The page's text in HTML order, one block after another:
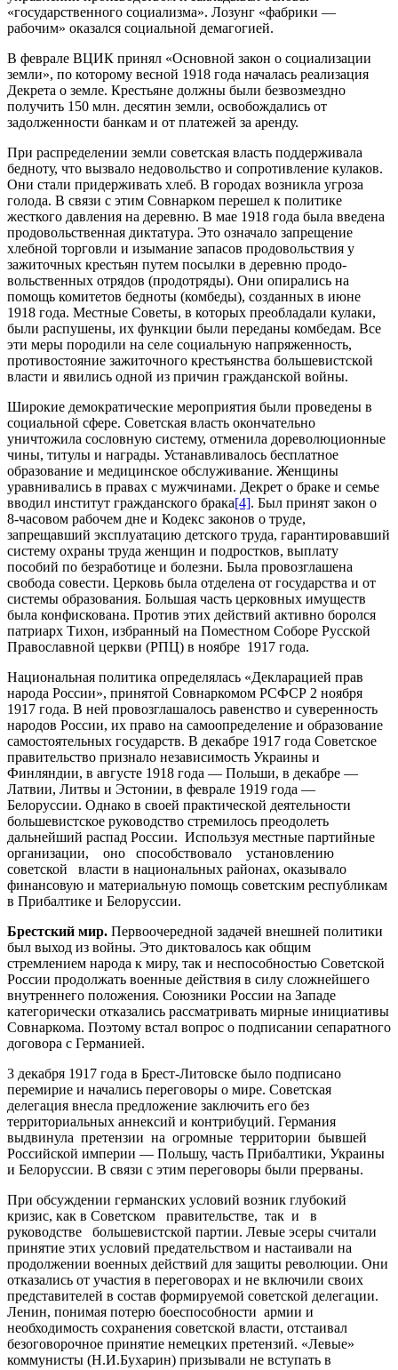
«государственного социализма». Лозунг «фабрики —
рабочим» оказался социальной демагогией.
В феврале ВЦИК принял «Основной закон о социализации
земли», по которому весной 1918 года началась реализация
Декрета о земле. Крестьяне должны были безвозмездно
получить 150 млн. десятин земли, освобождались от
задолженности банкам и от платежей за аренду.
При распределении земли советская власть поддерживала
бедноту, что вызвало недовольство и сопротивление кулаков.
Они стали придерживать хлеб. В городах возникла угроза
голода. В связи с этим Совнарком перешел к политике
жесткого давления на дерев­ню. В мае 1918 года была введена
продовольственная диктатура. Это означало запрещение
хлебной торговли и изымание запасов продо­вольствия у
зажиточных крестьян путем посылки в деревню продо­
вольственных отрядов (продотряды). Они опирались на
помощь ко­митетов бедноты (комбеды), созданных в июне
1918 года. Местные Со­веты, в которых преобладали кулаки,
были распушены, их функции были переданы комбедам. Все
эти меры породили на селе социаль­ную напряженность,
противостояние зажиточного крестьянства боль­шевистской
власти и явились одной из причин гражданской войны.
Широкие демократические мероприятия были проведены в
соци­альной сфере. Советская власть окончательно
уничтожила сословную систему, отменила дореволюционные
чины, титулы и награды. Уста­навливалось бесплатное
образование и медицинское обслуживание. Женщины
уравнивались в правах с мужчинами. Декрет о браке и семье
вводил институт гражданского брака[4]. Был принят закон о
8-часовом рабочем дне и Кодекс законов о труде,
запрещавший эксплуатацию детского труда, гарантировавший
систему охраны тру­да женщин и подростков, выплату
пособий по безработице и болез­ни. Была провозглашена
свобода совести. Церковь была отделена от государства и от
системы образования. Большая часть церковных имуществ
была конфискована. Против этих действий активно борол­ся
патриарх Тихон, избранный на Поместном Соборе Русской
Пра­вославной церкви (РПЦ) в ноябре 1917 года.
Национальная политика определялась «Декларацией прав
народа России», принятой Совнаркомом РСФСР 2 ноября
1917 года. В ней провозглашалось равенство и суверенность
народов России, их право на самоопределение и образование
самостоятельных государств. В декаб­ре 1917 года Советское
правительство признало независимость Украины и
Финляндии, в августе 1918 года — Польши, в декабре —
Латвии, Литвы и Эстонии, в феврале 1919 года —
Белоруссии. Однако в своей практической деятельности
большевистское руководство стремилось преодолеть
дальнейший распад России. Используя местные партийные
организации, оно способствовало установлению
советской власти в национальных районах, оказывало
финансовую и материальную помощь советским республикам
в Прибалтике и Белоруссии.
Брестский мир. Первоочередной задачей внешней политики
был выход из войны. Это диктовалось как общим
стремлением народа к миру, так и неспособностью Советской
России продолжать военные действия в силу сложнейшего
внутреннего положения. Союзники России на Западе
категорически отказались рассматривать мирные инициативы
Совнаркома. Поэтому встал вопрос о подписании сепаратного
договора с Германией.
3 декабря 1917 года в Брест-Литовске было подписано
перемирие и начались переговоры о мире. Советская
делегация внесла предложение заключить его без
территориальных аннексий и контрибуций. Германия
выдвинула претензии на огромные территории бывшей
Российской империи — Польшу, часть Прибалтики, Украины
и Белоруссии. В связи с этим переговоры были прерваны.
При обсуждении германских условий возник глубокий
кризис, как в Советском правительстве, так и в
руководстве большевистской партии. Левые эсеры считали
принятие этих условий предательством и настаивали на
продолжении военных действий для защиты революции. Они
отказались от участия в переговорах и не включили своих
представителей в состав формируемой советской делегации.
Ленин, понимая потерю боеспособности армии и
необходимость сохранения советской власти, отстаивал
безоговорочное принятие немецких претензий. «Левые»
коммунисты (Н.И.Бухарин) призывали не вступать в